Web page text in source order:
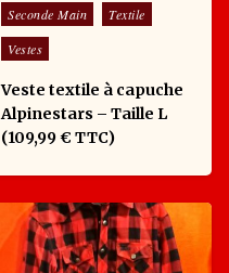
Posted in
Seconde Main
Textile
Vestes
Veste textile à capuche
Alpinestars – Taille L
(109,99 € TTC)